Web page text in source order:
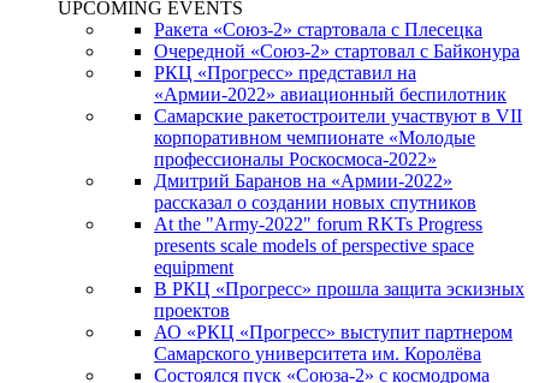
UPCOMING EVENTS
Ракета «Союз-2» стартовала с Плесецка
Очередной «Союз-2» стартовал с Байконура
РКЦ «Прогресс» представил на
«Армии-2022» авиационный беспилотник
Самарские ракетостроители участвуют в VII
корпоративном чемпионате «Молодые
профессионалы Роскосмоса-2022»
Дмитрий Баранов на «Армии-2022»
рассказал о создании новых спутников
At the "Army-2022" forum RKTs Progress
presents scale models of perspective space
equipment
В РКЦ «Прогресс» прошла защита эскизных
проектов
АО «РКЦ «Прогресс» выступит партнером
Самарского университета им. Королёва
Состоялся пуск «Союза-2» с космодрома